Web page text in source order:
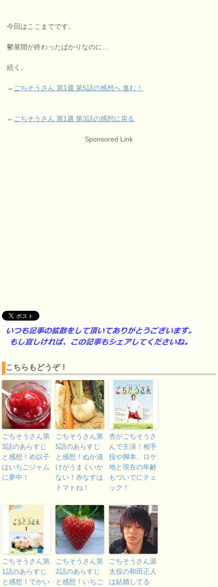
今回はここまでです。
鬱展開が終わったばかりなのに…
続く。
→ ごちそうさん 第1週 第5話の感想へ 進む！
← ごちそうさん 第1週 第3話の感想に戻る
Sponsored Link
こちらもどうぞ！
ごちそうさん第
3話のあらすじ
と感想！め以子
はいちごジャム
に夢中！
ごちそうさん第
5話のあらすじ
と感想！ぬか漬
けがうまくいか
ない！赤なすは
トマトね！
杏がごちそうさ
んで主演！相手
役や脚本、ロケ
地と現在の年齢
もついでにチェ
ック！
ごちそうさん第
1話のあらすじ
と感想！でかい
ごちそうさん第
2話のあらすじ
と感想！いちご
ごちそうさん源
太役の和田正人
は結婚してる